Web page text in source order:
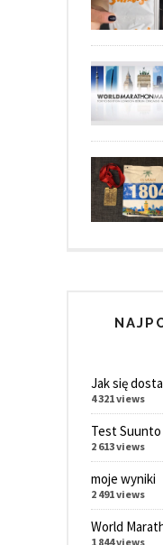
Jak się
4 321 views
Test Suunto
2 613 views
moje wyniki
2 491 views
World
1 844 views